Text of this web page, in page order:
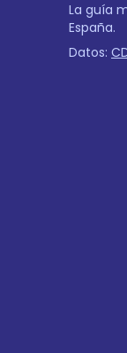
La guía
España.
Datos: